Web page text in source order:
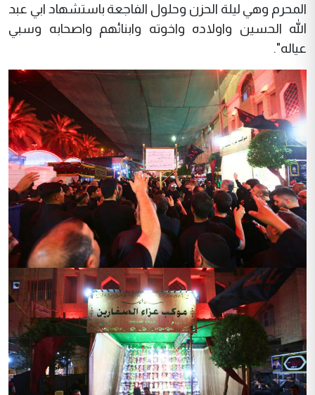
المحرم وهي ليلة الحزن وحلول الفاجعة باستشهاد ابي عبد
الله الحسين واولاده واخوته وابنائهم واصحابه وسبي
عياله".